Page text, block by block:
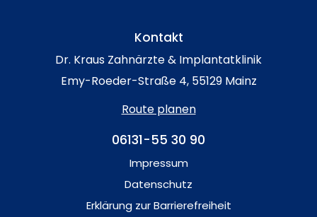
Kontakt
Dr. Kraus Zahnärzte & Implantatklinik
Emy-Roeder-Straße 4, 55129 Mainz
Route planen
06131-55 30 90
Impressum
Datenschutz
Erklärung zur Barrierefreiheit